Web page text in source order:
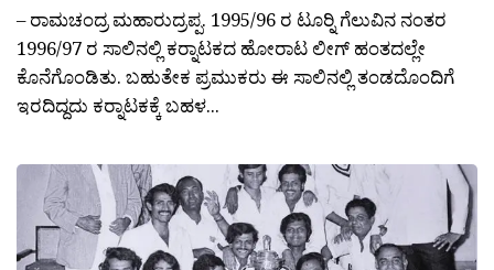
– ರಾಮಚಂದ್ರ ಮಹಾರುದ್ರಪ್ಪ. 1995/96 ರ ಟೂರ‍್ನಿ ಗೆಲುವಿನ ನಂತರ
1996/97 ರ ಸಾಲಿನಲ್ಲಿ ಕರ‍್ನಾಟಕದ ಹೋರಾಟ ಲೀಗ್ ಹಂತದಲ್ಲೇ
ಕೊನೆಗೊಂಡಿತು. ಬಹುತೇಕ ಪ್ರಮುಕರು ಈ ಸಾಲಿನಲ್ಲಿ ತಂಡದೊಂದಿಗೆ
ಇರದಿದ್ದದು ಕರ‍್ನಾಟಕಕ್ಕೆ ಬಹಳ...